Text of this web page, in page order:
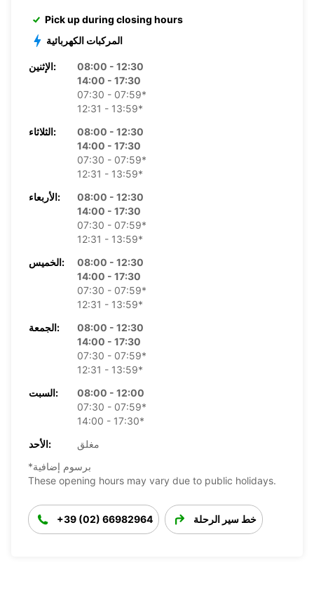
Pick up during closing hours
المركبات الكهربائية
الإثنين:
08:00 - 12:30
14:00 - 17:30
07:30 - 07:59*
12:31 - 13:59*
الثلاثاء:
08:00 - 12:30
14:00 - 17:30
07:30 - 07:59*
12:31 - 13:59*
الأربعاء:
08:00 - 12:30
14:00 - 17:30
07:30 - 07:59*
12:31 - 13:59*
الخميس:
08:00 - 12:30
14:00 - 17:30
07:30 - 07:59*
12:31 - 13:59*
الجمعة:
08:00 - 12:30
14:00 - 17:30
07:30 - 07:59*
12:31 - 13:59*
السبت:
08:00 - 12:00
07:30 - 07:59*
14:00 - 17:30*
الأحد:
مغلق
*برسوم إضافية
These opening hours may vary due to public holidays.
+39 (02) 66982964 خط سير الرحلة